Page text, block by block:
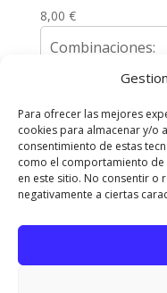
Para ofrecer las mejores
cookies para almacenar y/o
consentimiento de estas
como el comportamiento de
en este sitio. No consentir o
negativamente a ciertas
8,00 €
Combinaciones:
Envíos y
Política de